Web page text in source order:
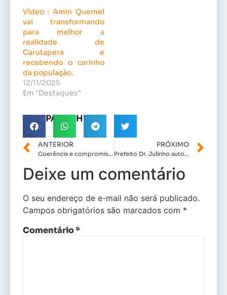
Vídeo : Amin Quemel
vai transformando
para melhor a
realidade de
Carutapera e
recebendo o carinho
da população.
12/11/2025
Em "Destaques"
COMPARTILHE!
ANTERIOR
Coerência e compromisso : Astro de Ogum declara voto para Beto Castro para Presidência da Câmara de Vereadores da Capital.
PRÓXIMO
Prefeito Dr. Julinho autoriza reajuste na GNE para a Guarda Municipal de São José de Ribamar
Deixe um comentário
O seu endereço de e-mail não será publicado.
Campos obrigatórios são marcados com *
Comentário*